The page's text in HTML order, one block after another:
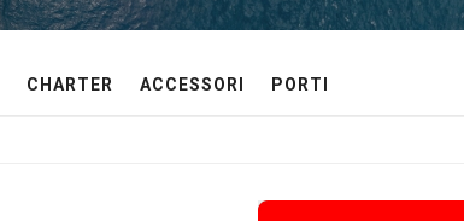
CHARTER ACCESSORI PORTI